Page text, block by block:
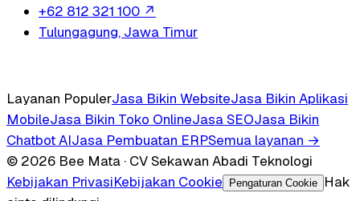
+62 812 321 100 ↗
Tulungagung, Jawa Timur
Layanan PopulerJasa Bikin WebsiteJasa Bikin Aplikasi
MobileJasa Bikin Toko OnlineJasa SEOJasa Bikin
Chatbot AIJasa Pembuatan ERPSemua layanan →
© 2026 Bee Mata · CV Sekawan Abadi Teknologi
Kebijakan PrivasiKebijakan Cookie Pengaturan Cookie
Hak